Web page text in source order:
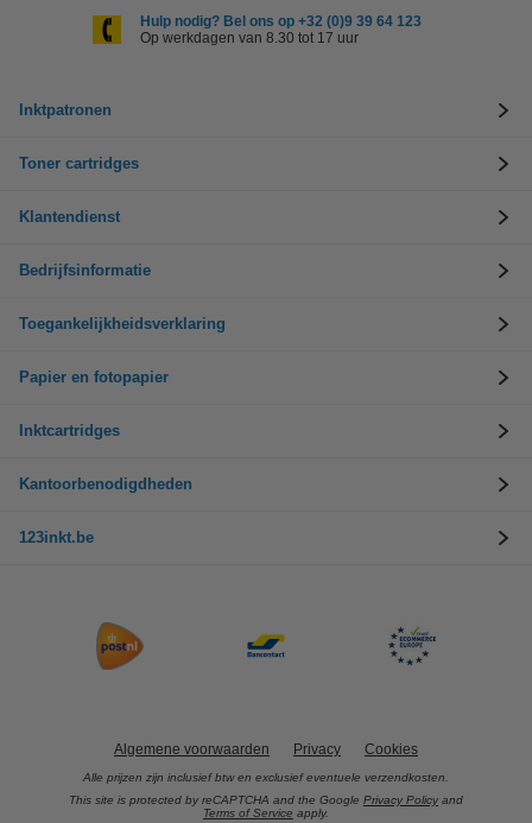
Hulp nodig? Bel ons op +32 (0)9 39 64 123
Op werkdagen van 8.30 tot 17 uur
Inktpatronen
Toner cartridges
Klantendienst
Bedrijfsinformatie
Toegankelijkheidsverklaring
Papier en fotopapier
Inktcartridges
Kantoorbenodigdheden
123inkt.be
Algemene voorwaarden Privacy Cookies
Alle prijzen zijn inclusief btw en exclusief eventuele verzendkosten.
This site is protected by reCAPTCHA and the Google Privacy Policy and
Terms of Service apply.